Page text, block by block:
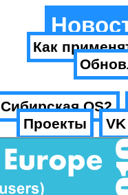
Как
Сибирская.OS2
Проекты